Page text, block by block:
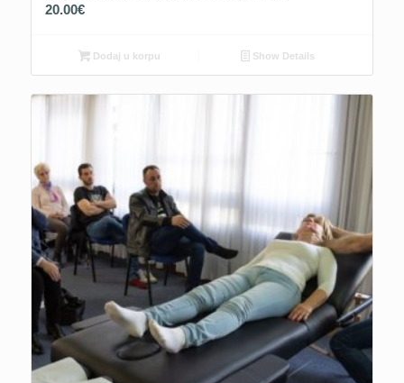
20.00€
Dodaj u korpu Show Details